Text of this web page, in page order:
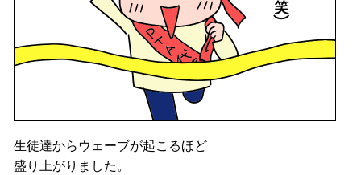
生徒達からウェーブが起こるほど
盛り上がりました。